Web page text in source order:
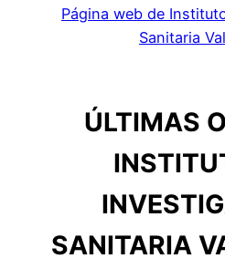
Página web de
Sanitaria
ÚLTIMAS
SANITARIA